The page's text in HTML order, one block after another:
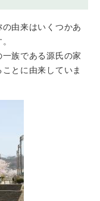
由来はいくつかあ
族である源氏の家
とに由来していま